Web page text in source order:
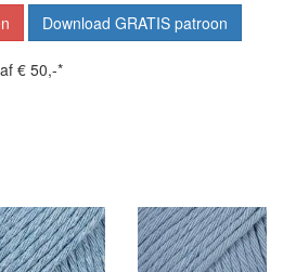
Download GRATIS patroon
€ 50,-*